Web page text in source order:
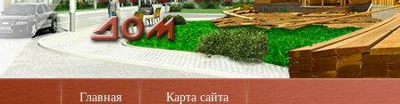
Главная Карта сайта